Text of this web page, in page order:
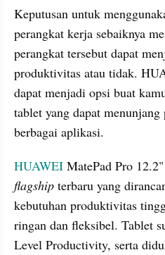
Keputusan untuk
perangkat kerja sebaiknya
perangkat tersebut dapat
produktivitas atau tidak.
dapat menjadi opsi buat
tablet yang dapat
berbagai aplikasi.
HUAWEI
flagship terbaru yang
kebutuhan produktivitas
ringan dan fleksibel. Tablet
Level Productivity, serta